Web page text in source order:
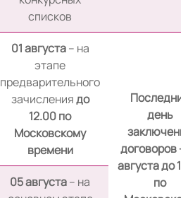
списков
01 августа– на
этапе
предварительного
зачислениядо
12.00 по
Московскому
времени
Последний
день
заключения
договоров –
августа до
по
05 августа– на